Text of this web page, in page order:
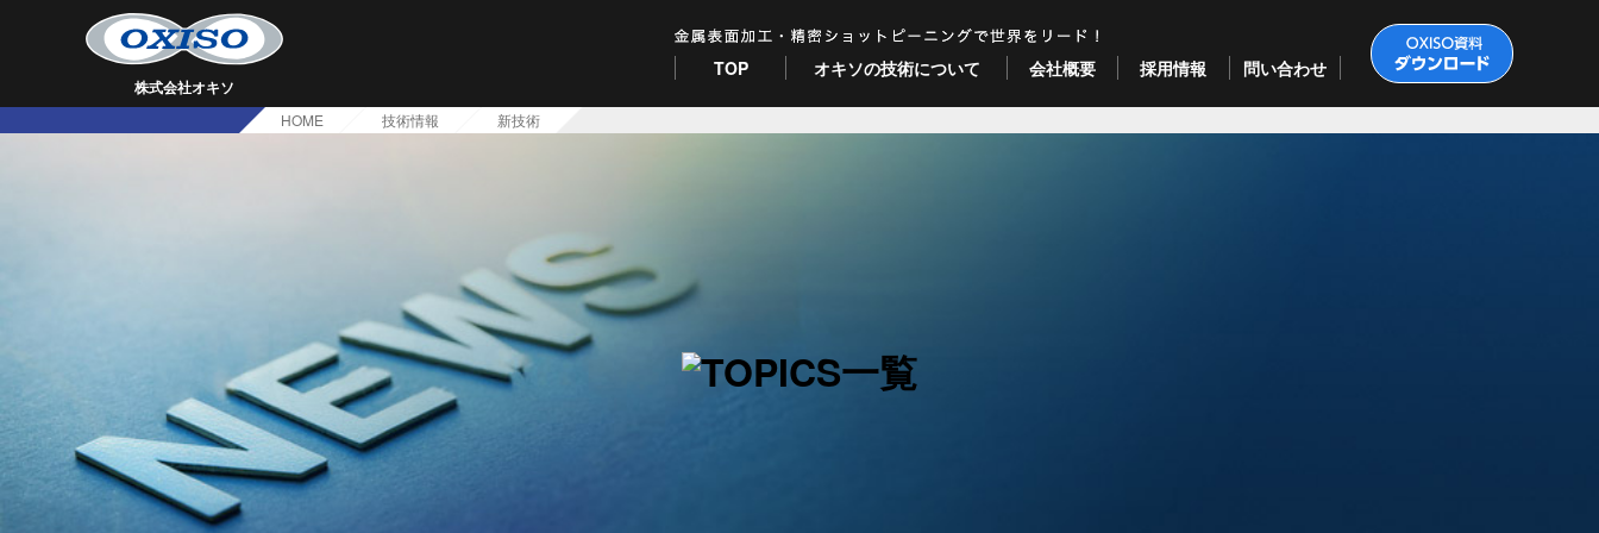
株式会社オキソ
TOP オキソの技術について 会社概要 採用情報 問い合わせ
HOME 技術情報 新技術